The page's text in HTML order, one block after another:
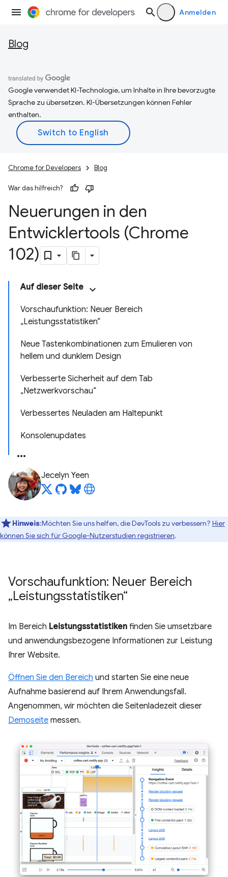
Anmelden
Blog
Google verwendet KI-Technologie, um Inhalte in Ihre bevorzugte
Sprache zu übersetzen. KI-Übersetzungen können Fehler
enthalten.
Chrome for Developers Blog
War das hilfreich?
Neuerungen in den
Entwicklertools (Chrome
102)
Auf dieser Seite
Vorschaufunktion: Neuer Bereich
„Leistungsstatistiken“
Neue Tastenkombinationen zum Emulieren von
hellem und dunklem Design
Verbesserte Sicherheit auf dem Tab
„Netzwerkvorschau“
Verbessertes Neuladen am Haltepunkt
Konsolenupdates
Jecelyn Yeen
Hinweis:Möchten Sie uns helfen, die DevTools zu verbessern? Hier
können Sie sich für Google-Nutzerstudien registrieren.
Vorschaufunktion: Neuer Bereich
„Leistungsstatistiken“
Im Bereich Leistungsstatistiken finden Sie umsetzbare
und anwendungsbezogene Informationen zur Leistung
Ihrer Website.
Öffnen Sie den Bereich und starten Sie eine neue
Aufnahme basierend auf Ihrem Anwendungsfall.
Angenommen, wir möchten die Seitenladezeit dieser
Demoseite messen.